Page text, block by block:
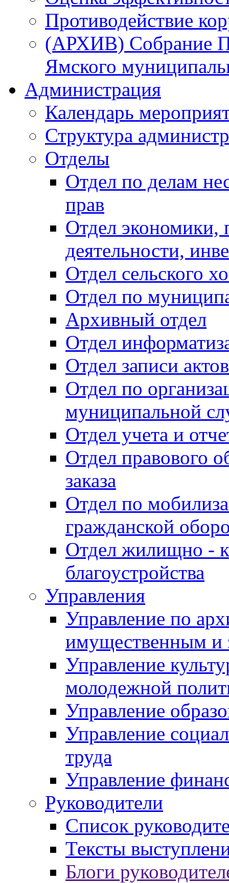
Противодействие
(АРХИВ) Собрание
Ямского
Администрация
Календарь
Структура
Отделы
Отдел по делам
прав
Отдел экономики,
деятельности,
Отдел сельского
Отдел по
Архивный отдел
Отдел
Отдел записи
Отдел по
муниципальной
Отдел учета и
Отдел правового
заказа
Отдел по
гражданской
Отдел жилищно -
благоустройства
Управления
Управление по
имущественным и
Управление
молодежной
Управление
Управление
труда
Управление
Руководители
Список
Тексты
Блоги